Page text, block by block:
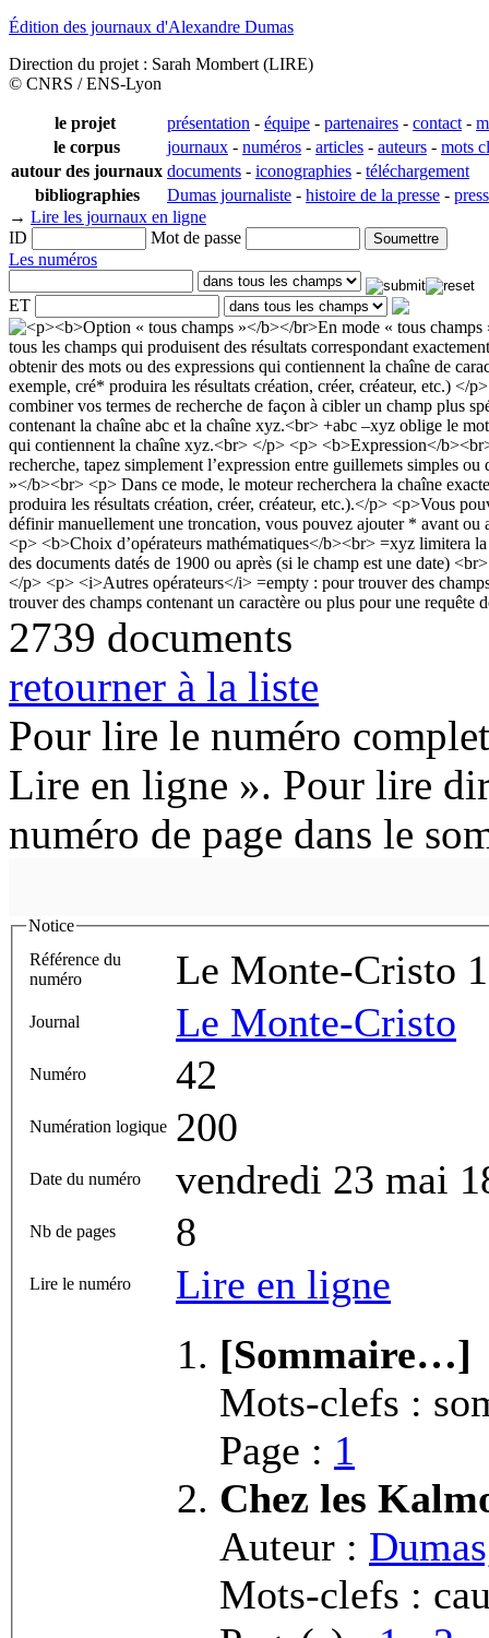
Édition des journaux d'Alexandre Dumas
Direction du projet : Sarah Mombert (LIRE)
© CNRS / ENS-Lyon
le projet présentation - équipe - partenaires - contact -
le corpus
journaux - numéros - articles - auteurs - mots
autour des journaux documents - iconographies - téléchargement
bibliographies
Dumas journaliste - histoire de la presse -
→ Lire les journaux en ligne
ID
Mot de passe
Les numéros
ET
2739 documents
retourner à la liste
Pour lire le numéro
Lire en ligne ». Pour lire
numéro de page dans le
Notice
Référence du
numéro
Le Monte-Cristo
Journal Le Monte-Cristo
Numéro 42
Numération logique 200
Date du numéro vendredi 23 mai
Nb de pages 8
Lire le numéro Lire en ligne
[Sommaire…]
Mots-clefs :
Page : 1
Chez les
Auteur :
Mots-clefs :